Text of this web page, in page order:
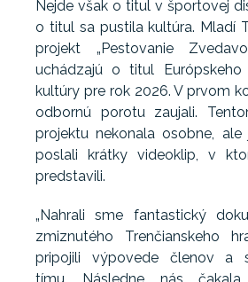
Nejde však o titul v športovej
o titul sa pustila kultúra. Mladí
projekt „Pestovanie
uchádzajú o titul Európskeho
kultúry pre rok 2026. V prvom
odbornú porotu zaujali.
projektu nekonala osobne,
poslali krátky videoklip, v
predstavili.
„Nahrali sme fantastický
zmiznutého Trenčianskeho
pripojili výpovede členov a